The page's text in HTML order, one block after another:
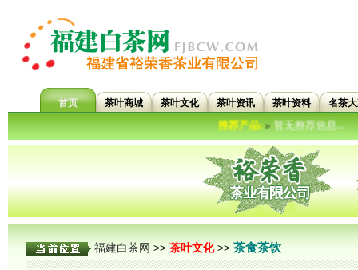
首页 茶叶商城 茶叶文化 茶叶资讯 茶叶资料 名茶
推荐产品:»暂无推荐信息...
福建白茶网 >> 茶叶文化>> 茶食茶饮